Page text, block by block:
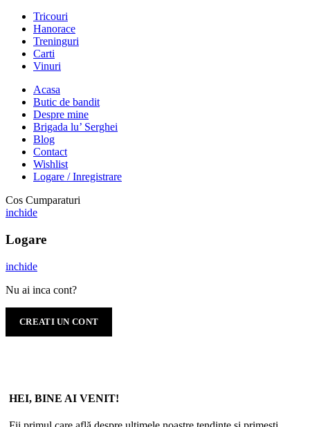
Tricouri
Hanorace
Treninguri
Carti
Vinuri
Acasa
Butic de bandit
Despre mine
Brigada lu’ Serghei
Blog
Contact
Wishlist
Logare / Inregistrare
Cos Cumparaturi
inchide
Logare
inchide
Nu ai inca cont?
CREATI UN CONT
HEI, BINE AI VENIT!